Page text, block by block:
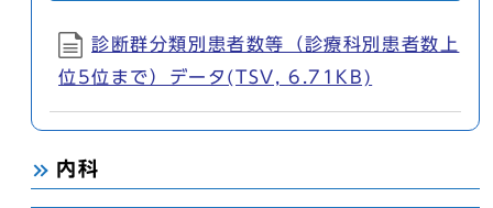
診断群分類別患者数等（診療科別患者数上
位5位まで）データ(TSV, 6.71KB)
内科